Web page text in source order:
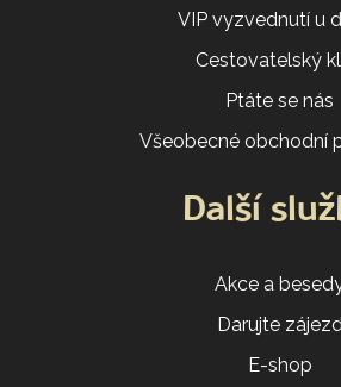
VIP vyzvednutí u
Cestovatelský
Ptáte se nás
Všeobecné obchodní
Další
Akce a
Darujte
E-shop